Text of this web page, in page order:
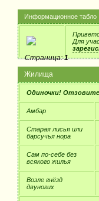
Информационное табло
Для
Жилища
Страница:1
Одиночки!
Амбар
Старая лисья или
барсучья нора
Сам по-себе без
всякого жилья
Возле гнёзд
двуногих